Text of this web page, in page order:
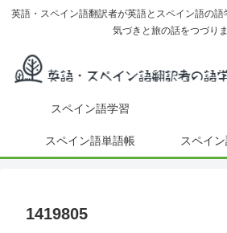
英語・スペイン語翻訳者が英語とスペイン語の
気づきと旅の話をつづりま
スペイン語学習
スペイン語単語帳
1419805